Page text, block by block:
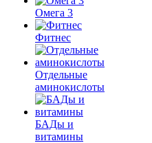
Омега 3
Фитнес
Отдельные
аминокислоты
БАДы и
витамины